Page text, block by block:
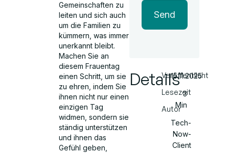
Gemeinschaften zu
leiten und sich auch
um die Familien zu
kümmern, was immer
unerkannt bleibt.
Machen Sie an
diesem Frauentag
einen Schritt, um sie
zu ehren, indem Sie
ihnen nicht nur einen
einzigen Tag
widmen, sondern sie
ständig unterstützen
und ihnen das
Gefühl geben,
Send
DetailsVeröffentlicht
Lesezeit
Autor
15.11.2025
3
Min
Tech-
Now-
Client